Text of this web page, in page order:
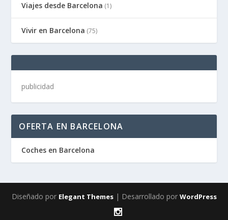
Viajes desde Barcelona (1)
Vivir en Barcelona (75)
publicidad
OFERTA EN BARCELONA
Coches en Barcelona
Diseñado por Elegant Themes| Desarrollado por WordPress